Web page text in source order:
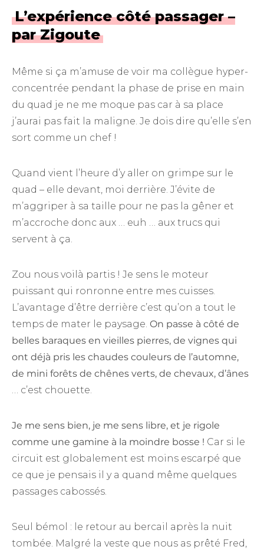
L’expérience côté passager –
par Zigoute
Même si ça m’amuse de voir ma collègue hyper-
concentrée pendant la phase de prise en main
du quad je ne me moque pas car à sa place
j’aurai pas fait la maligne. Je dois dire qu’elle s’en
sort comme un chef !
Quand vient l’heure d’y aller on grimpe sur le
quad – elle devant, moi derrière. J’évite de
m’aggriper à sa taille pour ne pas la gêner et
m’accroche donc aux … euh … aux trucs qui
servent à ça.
Zou nous voilà partis ! Je sens le moteur
puissant qui ronronne entre mes cuisses.
L’avantage d’être derrière c’est qu’on a tout le
temps de mater le paysage. On passe à côté de
belles baraques en vieilles pierres, de vignes qui
ont déjà pris les chaudes couleurs de l’automne,
de mini forêts de chênes verts, de chevaux, d’ânes
… c’est chouette.
Je me sens bien, je me sens libre, et je rigole
comme une gamine à la moindre bosse ! Car si le
circuit est globalement est moins escarpé que
ce que je pensais il y a quand même quelques
passages cabossés.
Seul bémol : le retour au bercail après la nuit
tombée. Malgré la veste que nous as prêté Fred,